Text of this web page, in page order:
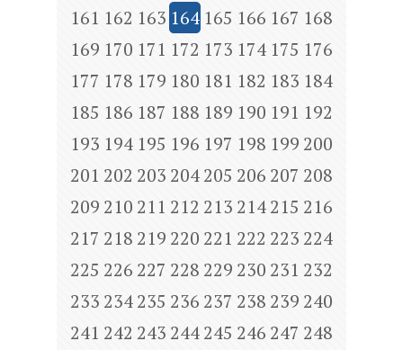
161 162 163 164 165 166 167 168
169 170 171 172 173 174 175 176
177 178 179 180 181 182 183 184
185 186 187 188 189 190 191 192
193 194 195 196 197 198 199 200
201 202 203 204205 206 207 208
209 210 211 212 213 214215 216
217 218 219 220 221 222 223 224
225 226 227 228 229 230 231 232
233 234235 236 237 238 239 240
241 242 243 244245 246 247 248